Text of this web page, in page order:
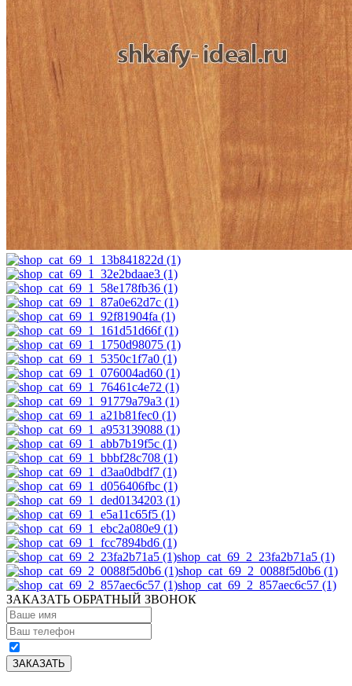
shop_cat_69_2_23fa2b71a5 (1)
shop_cat_69_2_0088f5d0b6 (1)
shop_cat_69_2_857aec6c57 (1)
ЗАКАЗАТЬ ОБРАТНЫЙ ЗВОНОК